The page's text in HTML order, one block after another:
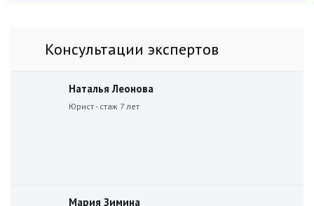
Консультации экспертов
Наталья Леонова
Юрист - стаж 7 лет
Мария Зимина